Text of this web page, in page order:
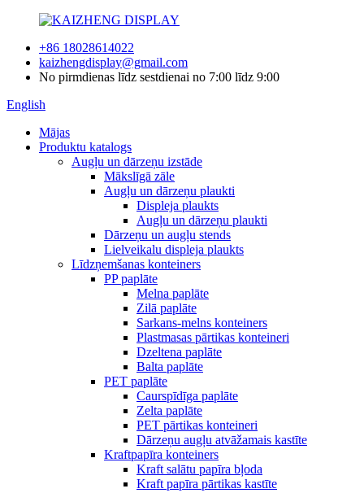
+86 18028614022
kaizhengdisplay@gmail.com
No pirmdienas līdz sestdienai no 7:00 līdz 9:00
English
Mājas
Produktu katalogs
Augļu un dārzeņu izstāde
Mākslīgā zāle
Augļu un dārzeņu plaukti
Displeja plaukts
Augļu un dārzeņu plaukti
Dārzeņu un augļu stends
Lielveikalu displeja plaukts
Līdzņemšanas konteiners
PP paplāte
Melna paplāte
Zilā paplāte
Sarkans-melns konteiners
Plastmasas pārtikas konteineri
Dzeltena paplāte
Balta paplāte
PET paplāte
Caurspīdīga paplāte
Zelta paplāte
PET pārtikas konteineri
Dārzeņu augļu atvāžamais kastīte
Kraftpapīra konteiners
Kraft salātu papīra bļoda
Kraft papīra pārtikas kastīte